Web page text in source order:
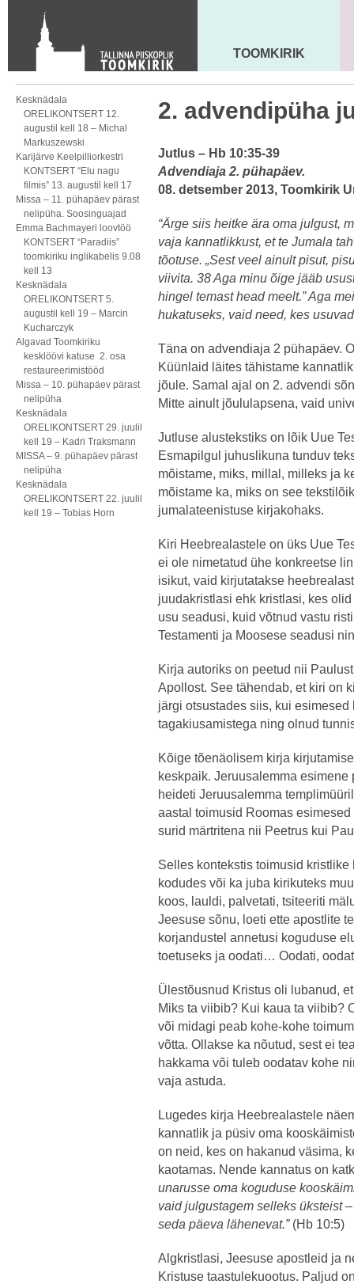
Toom-Kooli 6, 10130 TALLINN
tallinna.toom
+372 644 4140
MAARJA KIRIK
TOOMKIRIK
Kesknädala
ORELIKONTSERT 12.
augustil kell 18 – Michal
Markuszewski
Karijärve Keelpilliorkestri
KONTSERT “Elu nagu
filmis” 13. augustil kell 17
Missa – 11. pühapäev pärast
nelipüha. Soosinguajad
Emma Bachmayeri loovtöö
KONTSERT “Paradiis”
toomkiriku inglikabelis 9.08
kell 13
Kesknädala
ORELIKONTSERT 5.
augustil kell 19 – Marcin
Kucharczyk
Algavad Toomkiriku
kesklöövi katuse 2. osa
restaureerimistööd
Missa – 10. pühapäev pärast
nelipüha
Kesknädala
ORELIKONTSERT 29. juulil
kell 19 – Kadri Traksmann
MISSA – 9. pühapäev pärast
nelipüha
Kesknädala
ORELIKONTSERT 22. juulil
kell 19 – Tobias Horn
2. advendipüha
Jutlus – Hb 10:35-39
Advendiaja 2. pühapäev.
08. detsember 2013, Toomkirik
“Ärge siis heitke ära oma julgust,
vaja kannatlikkust, et te Jumala
tõotuse. „Sest veel ainult pisut,
viivita. 38Aga minu õige jääb
hingel temast head meelt.”Aga
hukatuseks, vaid need, kes
Täna on advendiaja 2 pühapäev.
Küünlaid läites tähistame
jõule. Samal ajal on 2. advendi
Mitte ainult jõululapsena, vaid
Jutluse alustekstiks on lõik Uue
Esmapilgul juhuslikuna tunduv
mõistame, miks, millal, milleks ja
mõistame ka, miks on see
jumalateenistuse kirjakohaks.
Kiri Heebrealastele on üks Uue
ei ole nimetatud ühe konkreetse
isikut, vaid kirjutatakse
juudakristlasi ehk kristlasi, kes
usu seadusi, kuid võtnud vastu
Testamenti ja Moosese seadusi
Kirja autoriks on peetud nii
Apollost. See tähendab, et kiri on
järgi otsustades siis, kui
tagakiusamistega ning olnud
Kõige tõenäolisem kirja
keskpaik. Jeruusalemma
heideti Jeruusalemma
aastal toimusid Roomas
surid märtritena nii Peetrus kui
Selles kontekstis toimusid
kodudes või ka juba kirikuteks
koos, lauldi, palvetati, tsiteeriti
Jeesuse sõnu, loeti ette apostlite
korjandustel annetusi koguduse
toetuseks ja oodati… Oodati,
Ülestõusnud Kristus oli lubanud,
Miks ta viibib? Kui kaua ta viibib?
või midagi peab kohe-kohe
võtta. Ollakse ka nõutud, sest ei
hakkama või tuleb oodatav kohe
vaja astuda.
Lugedes kirja Heebrealastele
kannatlik ja püsiv oma
on neid, kes on hakanud väsima,
kaotamas. Nende kannatus on
unarusse oma koguduse
vaid julgustagem selleks üksteist
seda päeva lähenevat.” (Hb 10:5)
Algkristlasi, Jeesuse apostleid ja
Kristuse taastulekuootus. Paljud